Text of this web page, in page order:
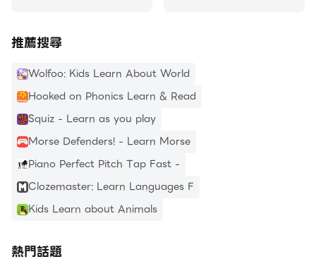
推薦搜尋
Wolfoo: Kids Learn About World
Hooked on Phonics Learn & Read
Squiz - Learn as you play
Morse Defenders! - Learn Morse
Piano Perfect Pitch Tap Fast -
Clozemaster: Learn Languages F
Kids Learn about Animals
熱門話題